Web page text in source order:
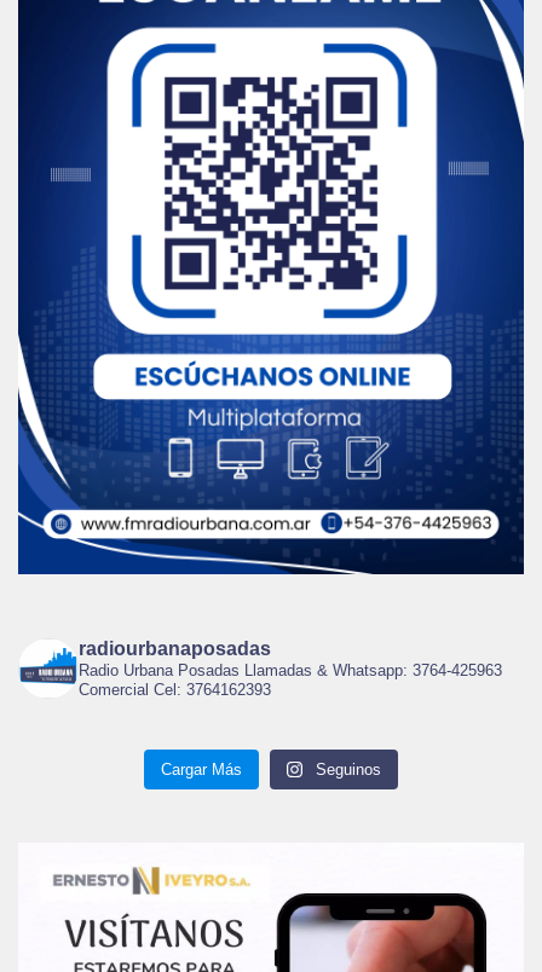
radiourbanaposadas
Radio Urbana Posadas Llamadas & Whatsapp: 3764-425963
Comercial Cel: 3764162393
Cargar Más Seguinos